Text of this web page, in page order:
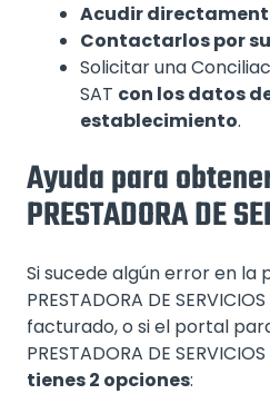
Acudir
Contactarlos por
Solicitar una
SAT con los datos
establecimiento.
Ayuda para
PRESTADORA DE
Si sucede algún error en
PRESTADORA DE
facturado, o si el portal
PRESTADORA DE
tienes 2 opciones: